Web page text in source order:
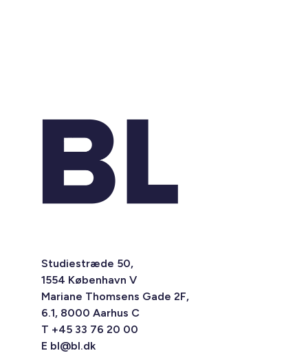
Studiestræde 50,
1554 København V
Mariane Thomsens Gade 2F,
6.1, 8000 Aarhus C
T +45 33 76 20 00
E bl@bl.dk